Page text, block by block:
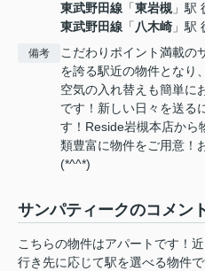
東武野田線 「東岩槻 」駅
東武野田線 「八木崎 」駅
備考
こだわりポイント満載の
を誇る駅近の物件となり
空気の入れ替えも簡単に
です！新しい日々を送る
す！Reside岩槻本店から
類豊富に物件をご用意！
(*^^*)
サンパティークのコメン
こちらの物件はアパートです！
行き先に応じて駅を選べる物件